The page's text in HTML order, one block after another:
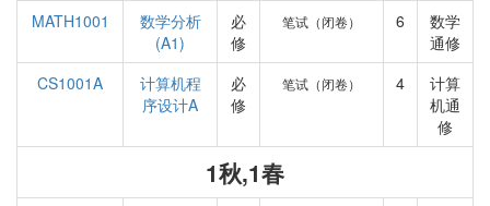
MATH1001
数学分析
(A1)
必
修
笔试（闭卷） 6
数学
通修
CS1001A
计算机程
序设计A
必
修
笔试（闭卷） 4
计算
机通
修
1秋,1春